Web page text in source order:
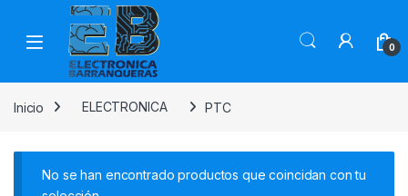
0
Inicio ELECTRONICA PTC
No se han encontrado productos que coincidan con tu